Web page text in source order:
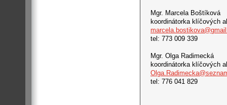
Mgr. Marcela Boštíková
koordinátorka klíčových
tel: 773 009 339
Mgr. Olga Radimecká
koordinátorka klíčových
tel: 776 041 829